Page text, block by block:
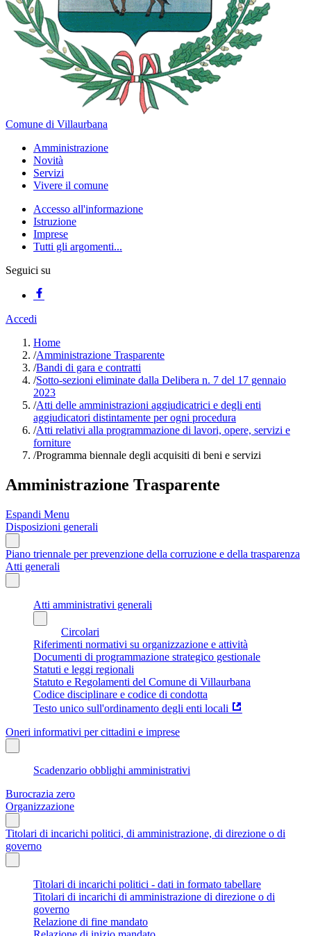
Comune di Villaurbana
Amministrazione
Novità
Servizi
Vivere il comune
Accesso all'informazione
Istruzione
Imprese
Tutti gli argomenti...
Seguici su
Accedi
Home
/Amministrazione Trasparente
/Bandi di gara e contratti
/Sotto-sezioni eliminate dalla Delibera n. 7 del 17 gennaio
2023
/Atti delle amministrazioni aggiudicatrici e degli enti
aggiudicatori distintamente per ogni procedura
/Atti relativi alla programmazione di lavori, opere, servizi e
forniture
/Programma biennale degli acquisiti di beni e servizi
Amministrazione Trasparente
Espandi Menu
Disposizioni generali
Piano triennale per prevenzione della corruzione e della trasparenza
Atti generali
Atti amministrativi generali
Circolari
Riferimenti normativi su organizzazione e attività
Documenti di programmazione strategico gestionale
Statuti e leggi regionali
Statuto e Regolamenti del Comune di Villaurbana
Codice disciplinare e codice di condotta
Testo unico sull'ordinamento degli enti locali
Oneri informativi per cittadini e imprese
Scadenzario obblighi amministrativi
Burocrazia zero
Organizzazione
Titolari di incarichi politici, di amministrazione, di direzione o di
governo
Titolari di incarichi politici - dati in formato tabellare
Titolari di incarichi di amministrazione di direzione o di
governo
Relazione di fine mandato